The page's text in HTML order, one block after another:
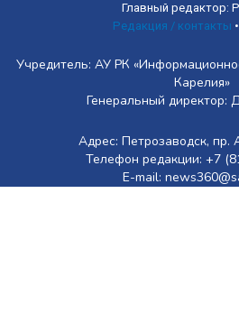
Главный редактор:
Редакция / контакты •
Учредитель: АУ РК
Карелия»
Генеральный директор:
Адрес: Петрозаводск, пр.
Телефон редакции: +7
E-mail: